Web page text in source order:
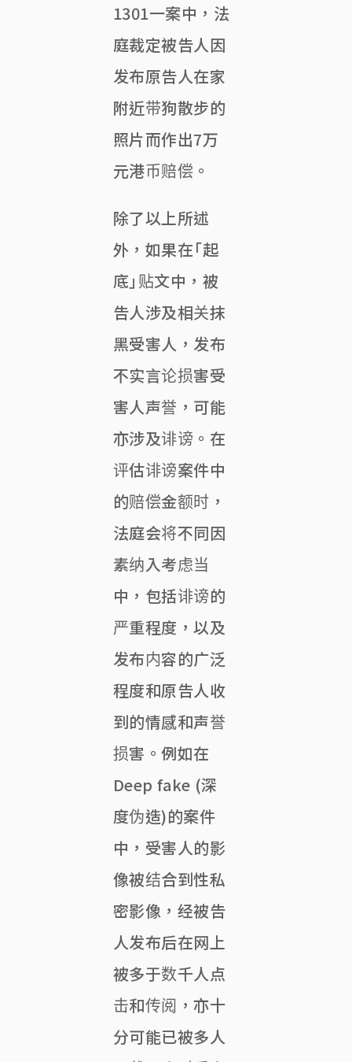
1301一案中，法
庭裁定被告人因
发布原告人在家
附近带狗散步的
照片而作出7万
元港币赔偿。
除了以上所述
外，如果在「起
底」贴文中，被
告人涉及相关抹
黑受害人，发布
不实言论损害受
害人声誉，可能
亦涉及诽谤。在
评估诽谤案件中
的赔偿金额时，
法庭会将不同因
素纳入考虑当
中，包括诽谤的
严重程度，以及
发布内容的广泛
程度和原告人收
到的情感和声誉
损害。例如在
Deep fake (深
度伪造)的案件
中，受害人的影
像被结合到性私
密影像，经被告
人发布后在网上
被多于数千人点
击和传阅，亦十
分可能已被多人